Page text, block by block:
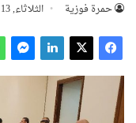
حمرة فوزية الثلاثاء, 13 سبتمبر 2022, 14:28